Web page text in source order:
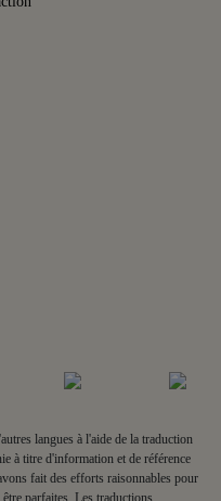
langues à l'aide de la traduction
à titre d'information et de référence
fait des efforts raisonnables pour
parfaites. Les traductions